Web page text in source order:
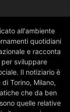
all'ambiente
quotidiani
e racconta
sviluppare
Il notiziario è
Torino, Milano,
che da ben
quelle relative